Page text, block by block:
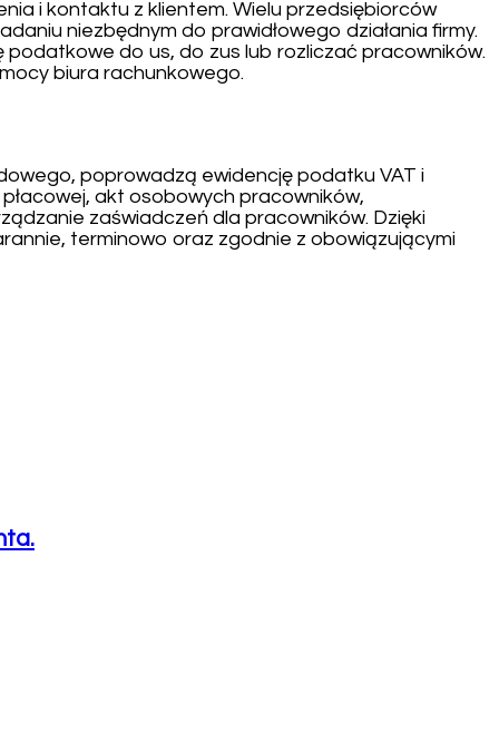
i kontaktu z klientem. Wielu przedsiębiorców
niezbędnym do prawidłowego działania firmy.
podatkowe do us, do zus lub rozliczać pracowników.
biura rachunkowego.
poprowadzą ewidencję podatku VAT i
akt osobowych pracowników,
zaświadczeń dla pracowników. Dzięki
terminowo oraz zgodnie z obowiązującymi